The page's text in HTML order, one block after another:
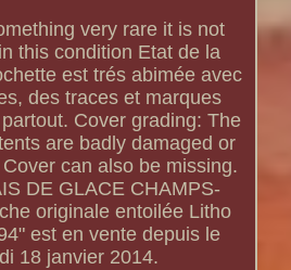
very rare it is not
this condition Etat de la
est trés abimée avec
des traces et marques
Cover grading: The
are badly damaged or
can also be missing.
DE GLACE CHAMPS-
originale entoilée Litho
est en vente depuis le
18 janvier 2014.